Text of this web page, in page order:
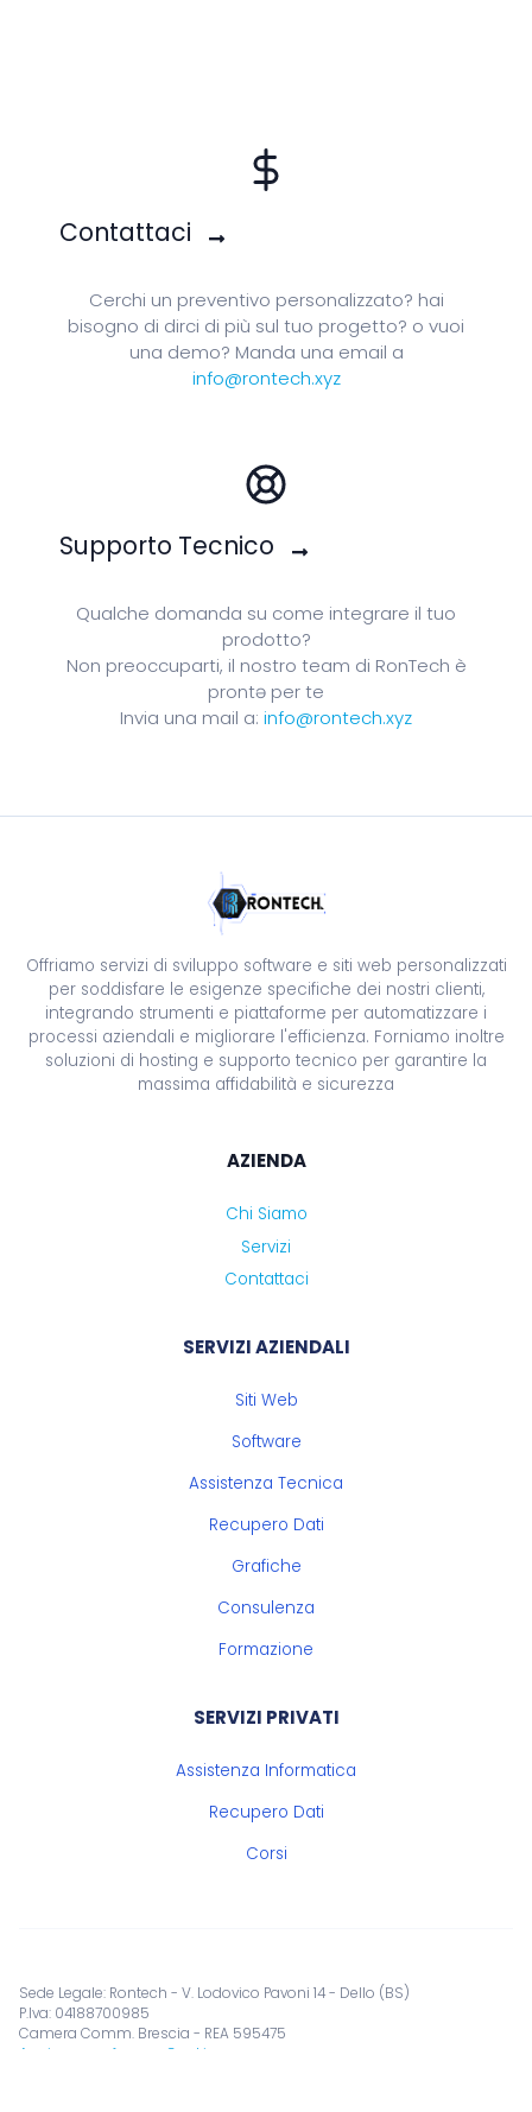
Contattaci
Cerchi un preventivo personalizzato? hai
bisogno di dirci di più sul tuo progetto? o vuoi
una demo? Manda una email a
info@rontech.xyz
Supporto Tecnico
Qualche domanda su come integrare il tuo
prodotto?
Non preoccuparti, il nostro team di RonTech è
prontə per te
Invia una mail a: info@rontech.xyz
Offriamo servizi di sviluppo software e siti web personalizzati
per soddisfare le esigenze specifiche dei nostri clienti,
integrando strumenti e piattaforme per automatizzare i
processi aziendali e migliorare l'efficienza. Forniamo inoltre
soluzioni di hosting e supporto tecnico per garantire la
massima affidabilità e sicurezza
AZIENDA
Chi Siamo
Servizi
Contattaci
SERVIZI AZIENDALI
Siti Web
Software
Assistenza Tecnica
Recupero Dati
Grafiche
Consulenza
Formazione
SERVIZI PRIVATI
Assistenza Informatica
Recupero Dati
Corsi
Sede Legale: Rontech - V. Lodovico Pavoni 14 - Dello (BS)
P.Iva: 04188700985
Camera Comm. Brescia - REA 595475
Aggiorna preferenze Cookies